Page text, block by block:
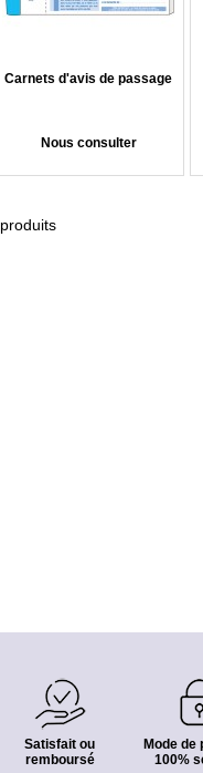
Carnets d'avis de passage
Nous consulter
produits
Satisfait ou
remboursé
Mode de
100%